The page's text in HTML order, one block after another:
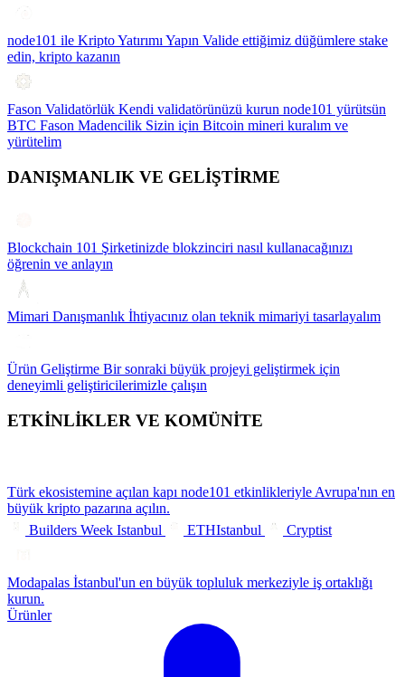
node101 ile Kripto Yatırımı Yapın Valide ettiğimiz düğümlere stake
edin, kripto kazanın
Fason Validatörlük Kendi validatörünüzü kurun node101 yürütsün
BTC Fason Madencilik Sizin için Bitcoin mineri kuralım ve
yürütelim
DANIŞMANLIK VE GELİŞTİRME
Blockchain 101 Şirketinizde blokzinciri nasıl kullanacağınızı
öğrenin ve anlayın
Mimari Danışmanlık İhtiyacınız olan teknik mimariyi tasarlayalım
Ürün Geliştirme Bir sonraki büyük projeyi geliştirmek için
deneyimli geliştiricilerimizle çalışın
ETKİNLİKLER VE KOMÜNİTE
Türk ekosistemine açılan kapı node101 etkinlikleriyle Avrupa'nın en
büyük kripto pazarına açılın.
Builders Week Istanbul
ETHIstanbul Cryptist
Modapalas İstanbul'un en büyük topluluk merkeziyle iş ortaklığı
kurun.
Ürünler